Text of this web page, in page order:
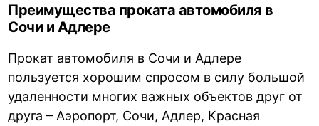
Преимущества проката автомобиля в
Сочи и Адлере
Прокат автомобиля в Сочи и Адлере
пользуется хорошим спросом в силу большой
удаленности многих важных объектов друг от
друга – Аэропорт, Сочи, Адлер, Красная